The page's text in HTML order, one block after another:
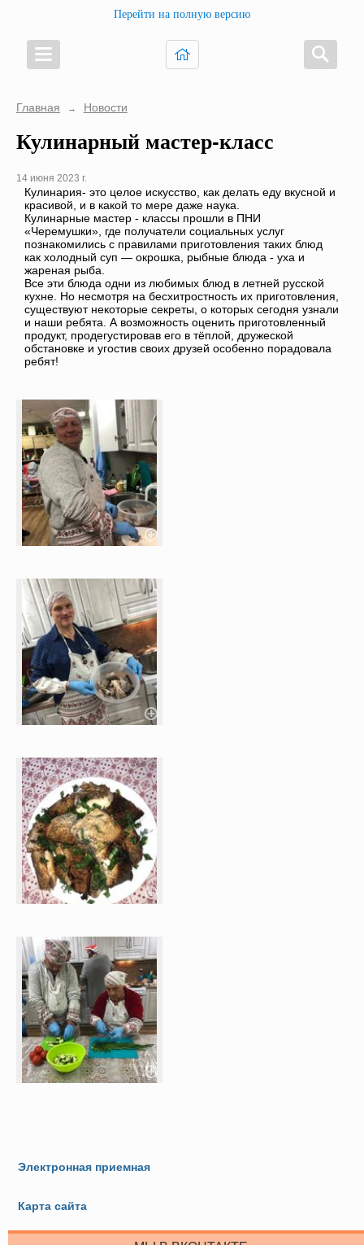
Перейти на полную версию
Главная → Новости
Кулинарный мастер-класс
14 июня 2023 г.
Кулинария- это целое искусство, как делать еду вкусной и
красивой, и в какой то мере даже наука.
Кулинарные мастер - классы прошли в ПНИ
«Черемушки», где получатели социальных услуг
познакомились с правилами приготовления таких блюд
как холодный суп — окрошка, рыбные блюда - уха и
жареная рыба.
Все эти блюда одни из любимых блюд в летней русской
кухне. Но несмотря на бесхитростность их приготовления,
существуют некоторые секреты, о которых сегодня узнали
и наши ребята. А возможность оценить приготовленный
продукт, продегустировав его в тёплой, дружеской
обстановке и угостив своих друзей особенно порадовала
ребят!
Электронная приемная
Карта сайта